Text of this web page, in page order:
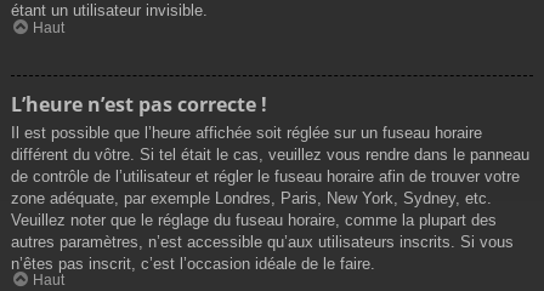
étant un utilisateur invisible.
Haut
L’heure n’est pas correcte !
Il est possible que l’heure affichée soit réglée sur un fuseau horaire
différent du vôtre. Si tel était le cas, veuillez vous rendre dans le panneau
de contrôle de l’utilisateur et régler le fuseau horaire afin de trouver votre
zone adéquate, par exemple Londres, Paris, New York, Sydney, etc.
Veuillez noter que le réglage du fuseau horaire, comme la plupart des
autres paramètres, n’est accessible qu’aux utilisateurs inscrits. Si vous
n’êtes pas inscrit, c’est l’occasion idéale de le faire.
Haut